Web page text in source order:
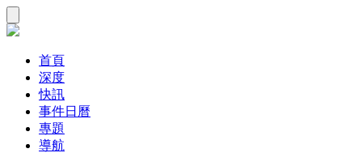
首頁
深度
快訊
事件日曆
專題
導航